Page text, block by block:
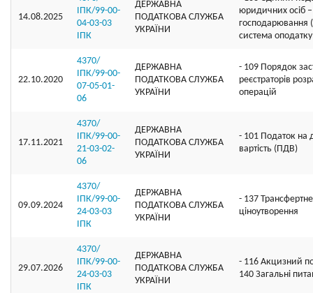
14.08.2025
ІПК/99-00-
04-03-03
ІПК
ДЕРЖАВНА
ПОДАТКОВА СЛУЖБА
УКРАЇНИ
юридичних осіб –
господарювання
система
22.10.2020
4370/
ІПК/99-00-
07-05-01-
06
ДЕРЖАВНА
ПОДАТКОВА СЛУЖБА
УКРАЇНИ
- 109 Порядок
реєстраторів
операцій
17.11.2021
4370/
ІПК/99-00-
21-03-02-
06
ДЕРЖАВНА
ПОДАТКОВА СЛУЖБА
УКРАЇНИ
- 101 Податок на
вартість (ПДВ)
09.09.2024
4370/
ІПК/99-00-
24-03-03
ІПК
ДЕРЖАВНА
ПОДАТКОВА СЛУЖБА
УКРАЇНИ
- 137 Трансфертне
ціноутворення
29.07.2026
4370/
ІПК/99-00-
24-03-03
ІПК
ДЕРЖАВНА
ПОДАТКОВА СЛУЖБА
УКРАЇНИ
- 116 Акцизний
140 Загальні